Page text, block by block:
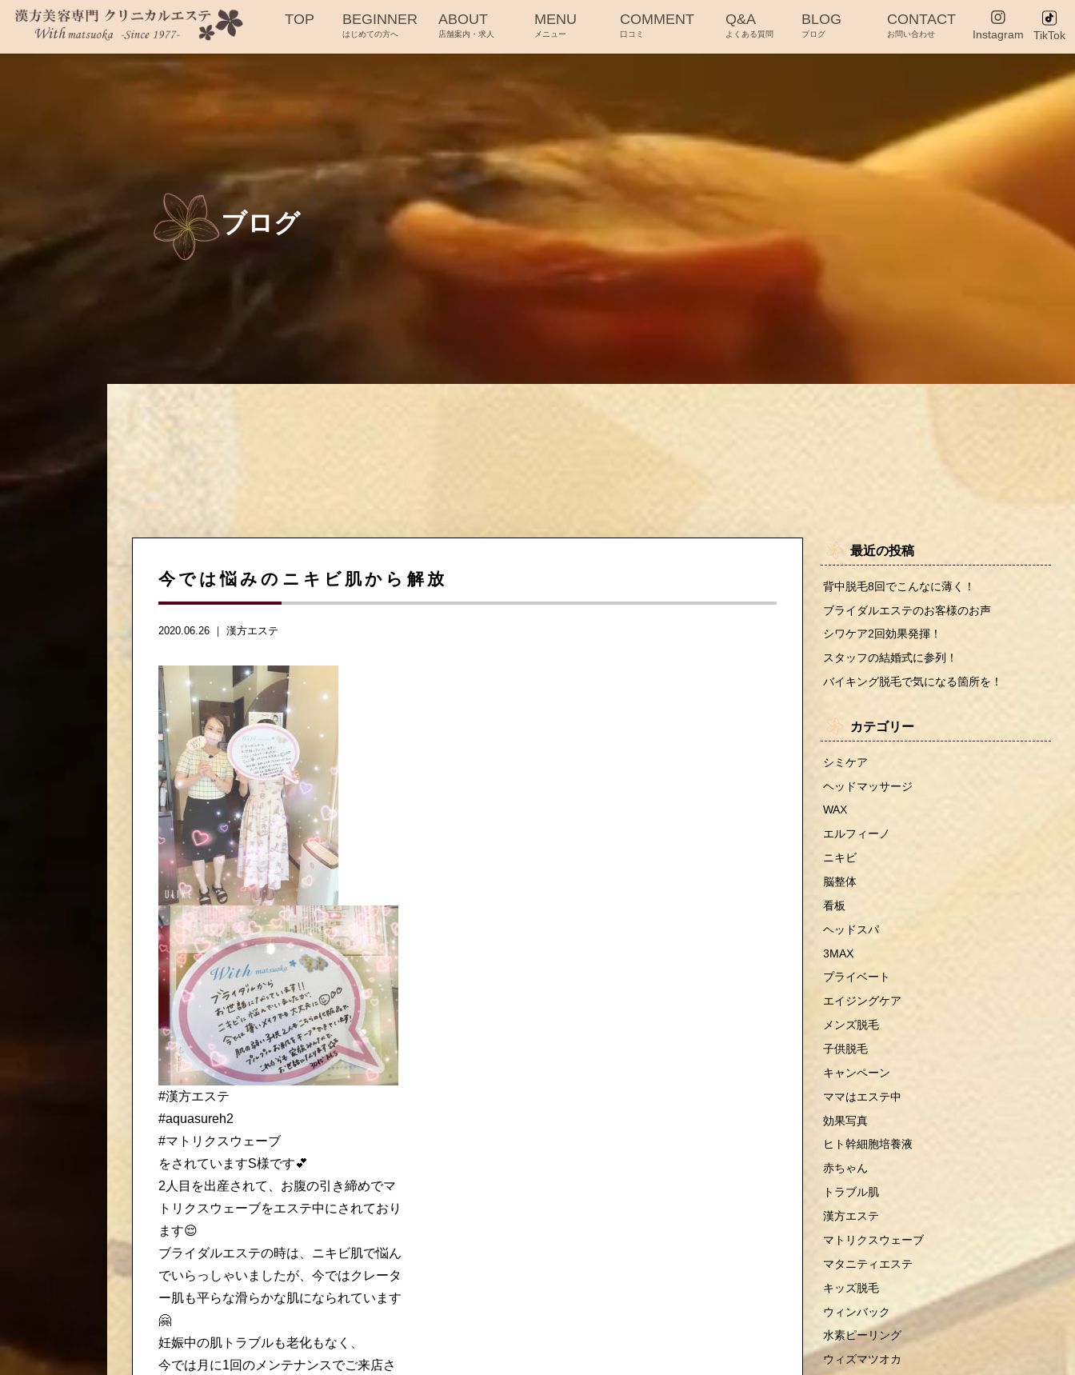
TOP BEGINNER
はじめての方へ
ABOUT
店舗案内・求人
MENU
メニュー
COMMENT
口コミ
Q&A
よくある質問
BLOG
ブログ
CONTACT
お問い合わせ Instagram TikTok
ブログ
今では悩みのニキビ肌から解放
2020.06.26 ｜ 漢方エステ
#漢方エステ
#aquasureh2
#マトリクスウェーブ
をされていますS様です💕
2人目を出産されて、お腹の引き締めでマ
トリクスウェーブをエステ中にされており
ます😌
ブライダルエステの時は、ニキビ肌で悩ん
でいらっしゃいましたが、今ではクレータ
ー肌も平らな滑らかな肌になられています
🤗
妊娠中の肌トラブルも老化もなく、
今では月に1回のメンテナンスでご来店さ
最近の投稿
背中脱毛8回でこんなに薄く！
ブライダルエステのお客様のお声
シワケア2回効果発揮！
スタッフの結婚式に参列！
バイキング脱毛で気になる箇所を！
カテゴリー
シミケア
ヘッドマッサージ
WAX
エルフィーノ
ニキビ
脳整体
看板
ヘッドスパ
3MAX
プライベート
エイジングケア
メンズ脱毛
子供脱毛
キャンペーン
ママはエステ中
効果写真
ヒト幹細胞培養液
赤ちゃん
トラブル肌
漢方エステ
マトリクスウェーブ
マタニティエステ
キッズ脱毛
ウィンバック
水素ピーリング
ウィズマツオカ